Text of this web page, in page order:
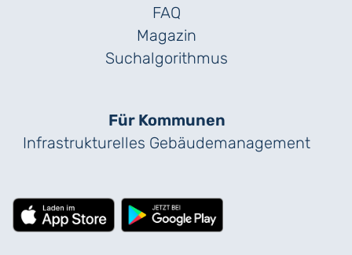
FAQ
Magazin
Suchalgorithmus
Für Kommunen
Infrastrukturelles Gebäude­management